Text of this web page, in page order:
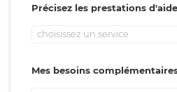
Précisez les prestations
choisissez un service
Mes besoins